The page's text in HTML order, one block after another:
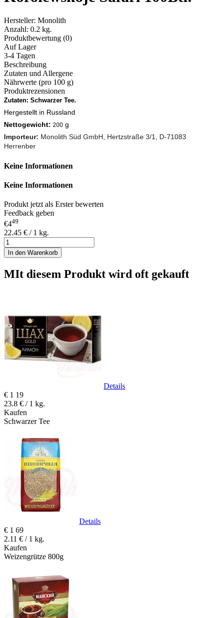
Hersteller: Monolith
Anzahl: 0.2 kg.
Produktbewertung (0)
Auf Lager
3-4 Tagen
Beschreibung
Zutaten und Allergene
Nährwerte (pro 100 g)
Produktrezensionen
Zutaten: Schwarzer Tee.
Hergestellt in Russland
Nettogewicht: 200 g
Importeur: Monolith Süd GmbH, Hertzstraße 3/1, D-71083
Herrenber
Keine Informationen
Keine Informationen
Produkt jetzt als Erster bewerten
Feedback geben
€449
22.45 € / 1 kg.
In den Warenkorb
MIt diesem Produkt wird oft gekauft
Details
€ 1 19
23.8 € / 1 kg.
Kaufen
Schwarzer Tee
Details
€ 1 69
2.11 € / 1 kg.
Kaufen
Weizengrütze 800g